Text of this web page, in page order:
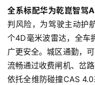
全系标配华为乾崑智驾
判风险，为驾驶主动护
个4D毫米波雷达，全车
广更安全。城区通勤，
流畅通过收费闸机、岔
依托全维防碰撞CAS